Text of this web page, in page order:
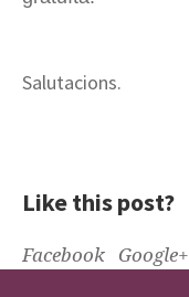
Salutacions.
Like this post?
Facebook Google+